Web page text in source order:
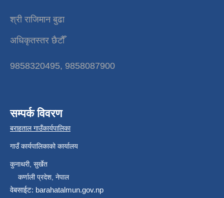
श्री राजिमान बुढा
अधिकृतस्तर छैटौँ
9858320495, 9858087900
सम्पर्क विवरण
बराहताल गाउँकार्यपालिका
गाउँ कार्यपालिकाको कार्यालय
कुनाथरी, सुर्खेत
कर्णाली प्रदेश, नेपाल
वेबसाईट: barahatalmun.gov.np